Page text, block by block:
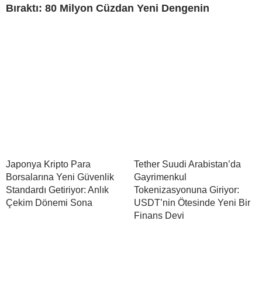
Bıraktı: 80 Milyon Cüzdan Yeni Dengenin
Japonya Kripto Para
Borsalarına Yeni Güvenlik
Standardı Getiriyor: Anlık
Çekim Dönemi Sona
Tether Suudi Arabistan’da
Gayrimenkul
Tokenizasyonuna Giriyor:
USDT’nin Ötesinde Yeni Bir
Finans Devi